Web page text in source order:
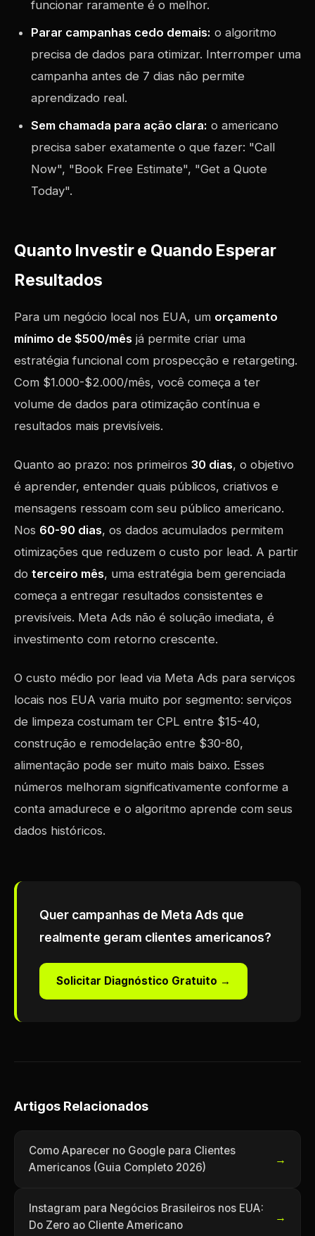
funcionar raramente é o melhor.
Parar campanhas cedo demais: o algoritmo
precisa de dados para otimizar. Interromper uma
campanha antes de 7 dias não permite
aprendizado real.
Sem chamada para ação clara: o americano
precisa saber exatamente o que fazer: "Call
Now", "Book Free Estimate", "Get a Quote
Today".
Quanto Investir e Quando Esperar
Resultados
Para um negócio local nos EUA, um orçamento
mínimo de $500/mês já permite criar uma
estratégia funcional com prospecção e retargeting.
Com $1.000-$2.000/mês, você começa a ter
volume de dados para otimização contínua e
resultados mais previsíveis.
Quanto ao prazo: nos primeiros 30 dias, o objetivo
é aprender, entender quais públicos, criativos e
mensagens ressoam com seu público americano.
Nos 60-90 dias, os dados acumulados permitem
otimizações que reduzem o custo por lead. A partir
do terceiro mês, uma estratégia bem gerenciada
começa a entregar resultados consistentes e
previsíveis. Meta Ads não é solução imediata, é
investimento com retorno crescente.
O custo médio por lead via Meta Ads para serviços
locais nos EUA varia muito por segmento: serviços
de limpeza costumam ter CPL entre $15-40,
construção e remodelação entre $30-80,
alimentação pode ser muito mais baixo. Esses
números melhoram significativamente conforme a
conta amadurece e o algoritmo aprende com seus
dados históricos.
Quer campanhas de Meta Ads que
realmente geram clientes americanos?
Solicitar Diagnóstico Gratuito →
Artigos Relacionados
Como Aparecer no Google para Clientes
Americanos (Guia Completo 2026)
→
Instagram para Negócios Brasileiros nos EUA:
Do Zero ao Cliente Americano
→